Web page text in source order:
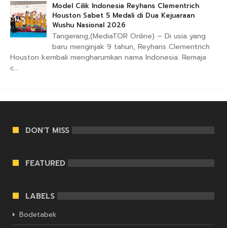
Model Cilik Indonesia Reyhans Clementrich
Houston Sabet 5 Medali di Dua Kejuaraan
Wushu Nasional 2026
Tangerang,(MediaTOR Online) – Di usia yang
baru menginjak 9 tahun, Reyhans Clementrich
Houston kembali mengharumkan nama Indonesia. Remaja
c...
DON'T MISS
FEATURED
LABELS
Bodetabek